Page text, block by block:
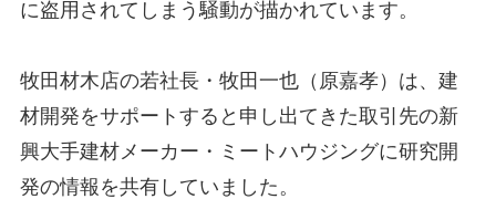
に盗用されてしまう騒動が描かれています。
牧田材木店の若社長・牧田一也（原嘉孝）は、建
材開発をサポートすると申し出てきた取引先の新
興大手建材メーカー・ミートハウジングに研究開
発の情報を共有していました。